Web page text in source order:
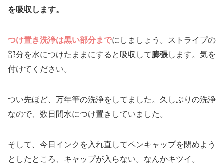
を吸収します。
つけ置き洗浄は黒い部分までにしましょう。ストライプの
部分を水につけたままにすると吸収して膨張します。気を
付けてください。
つい先ほど、万年筆の洗浄をしてました。久しぶりの洗浄
なので、数日間水につけ置きしていました。
そして、今日インクを入れ直してペンキャップを閉めよう
としたところ、キャップが入らない。なんかキツイ。